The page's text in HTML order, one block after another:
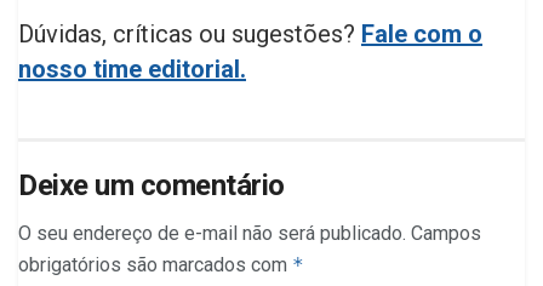
Dúvidas, críticas ou sugestões? Fale com o
nosso time editorial.
Deixe um comentário
O seu endereço de e-mail não será publicado. Campos
obrigatórios são marcados com *